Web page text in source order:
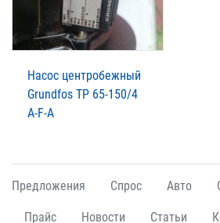
Насос центробежный
Grundfos TP 65-150/4
A-F-A
Предложения Спрос Авто
Прайс Новости Статьи